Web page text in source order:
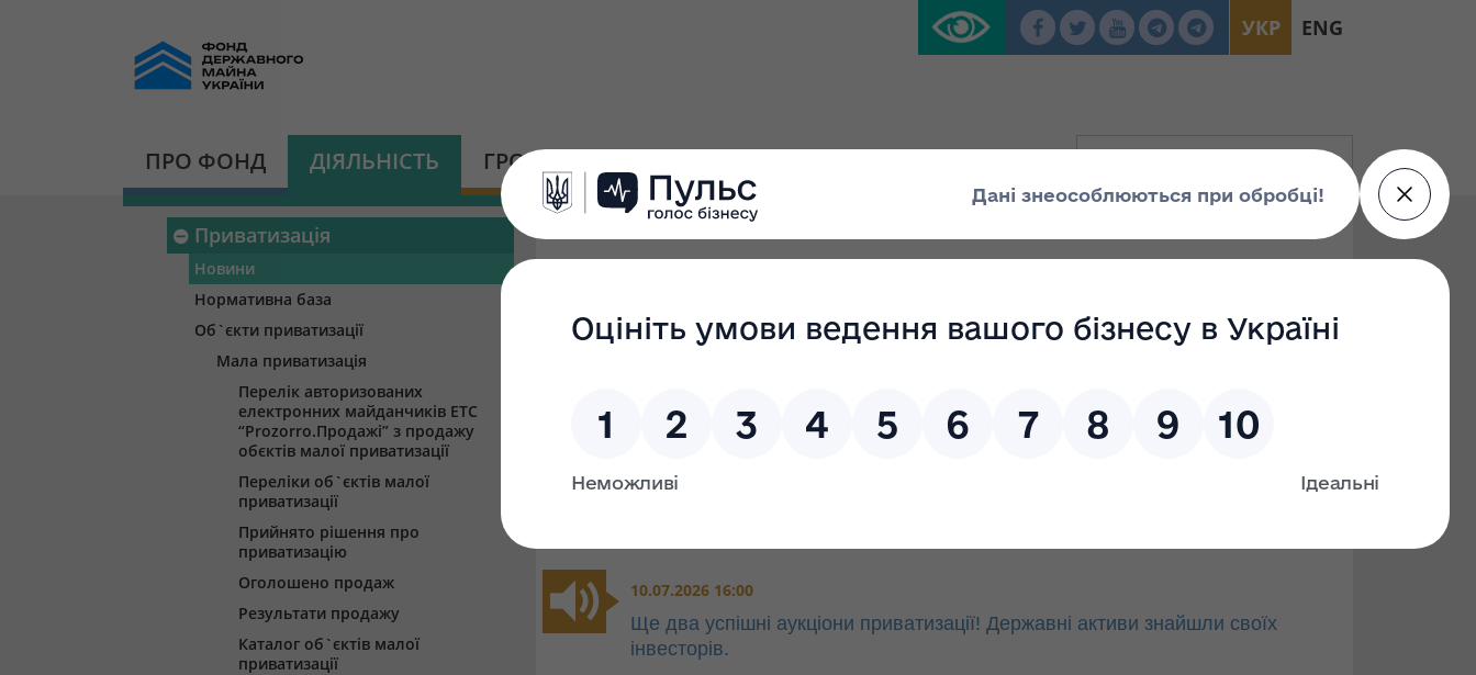
УКР ENG
ПРО ФОНД ДІЯЛЬНІСТЬ ГРОМАДСЬКА ПЛАТФОРМА
Приватизація
Новини
Нормативна база
Об`єкти приватизації
Мала приватизація
Перелік авторизованих
електронних майданчиків ЕТС
“Prozorro.Продажі” з продажу
обєктів малої приватизації
Переліки об`єктів малої
приватизації
Прийнято рішення про
приватизацію
Оголошено продаж
Результати продажу
Каталог об`єктів малої
приватизації
Новини
Фільтр пошуку
10.07.2026 16:00
Ще два успішні аукціони приватизації! Державні активи знайшли своїх
інвесторів.